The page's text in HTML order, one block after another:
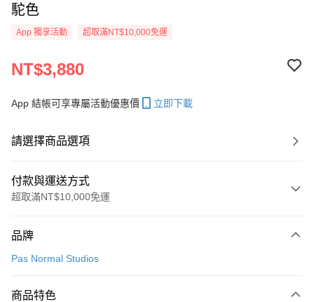
駝色
App 獨享活動 超取滿NT$10,000免運
NT$3,880
App 結帳可享專屬活動優惠價 立即下載
請選擇商品選項
付款與運送方式
超取滿NT$10,000免運
信用卡一次付款
LINE Pay
品牌
Pas Normal Studios
商品特色